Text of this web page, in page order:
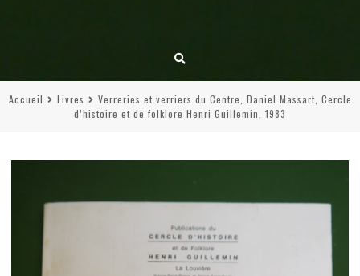
Accueil Livres
Verreries et verriers du Centre, Daniel Massart, Cercle
d’histoire et de folklore Henri Guillemin, 1983